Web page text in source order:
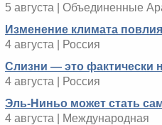
5 августа | Объединенные
Изменение климата
4 августа | Россия
Слизни — это фактически
4 августа | Россия
Эль-Ниньо может стать
4 августа | Международная